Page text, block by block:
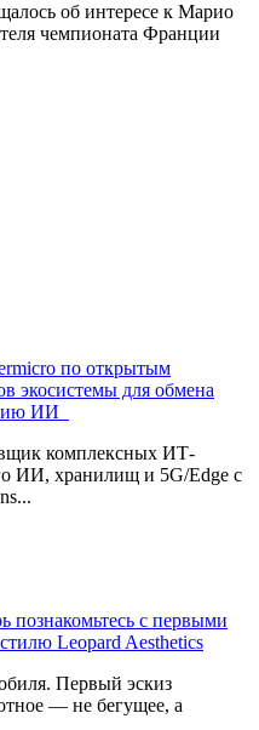
об интересе к Марио
чемпионата Франции
по открытым
экосистемы для обмена
ИИ
комплексных ИТ-
ИИ, хранилищ и 5G/Edge с
с первыми
Leopard Aesthetics
Первый эскиз
— не бегущее, а